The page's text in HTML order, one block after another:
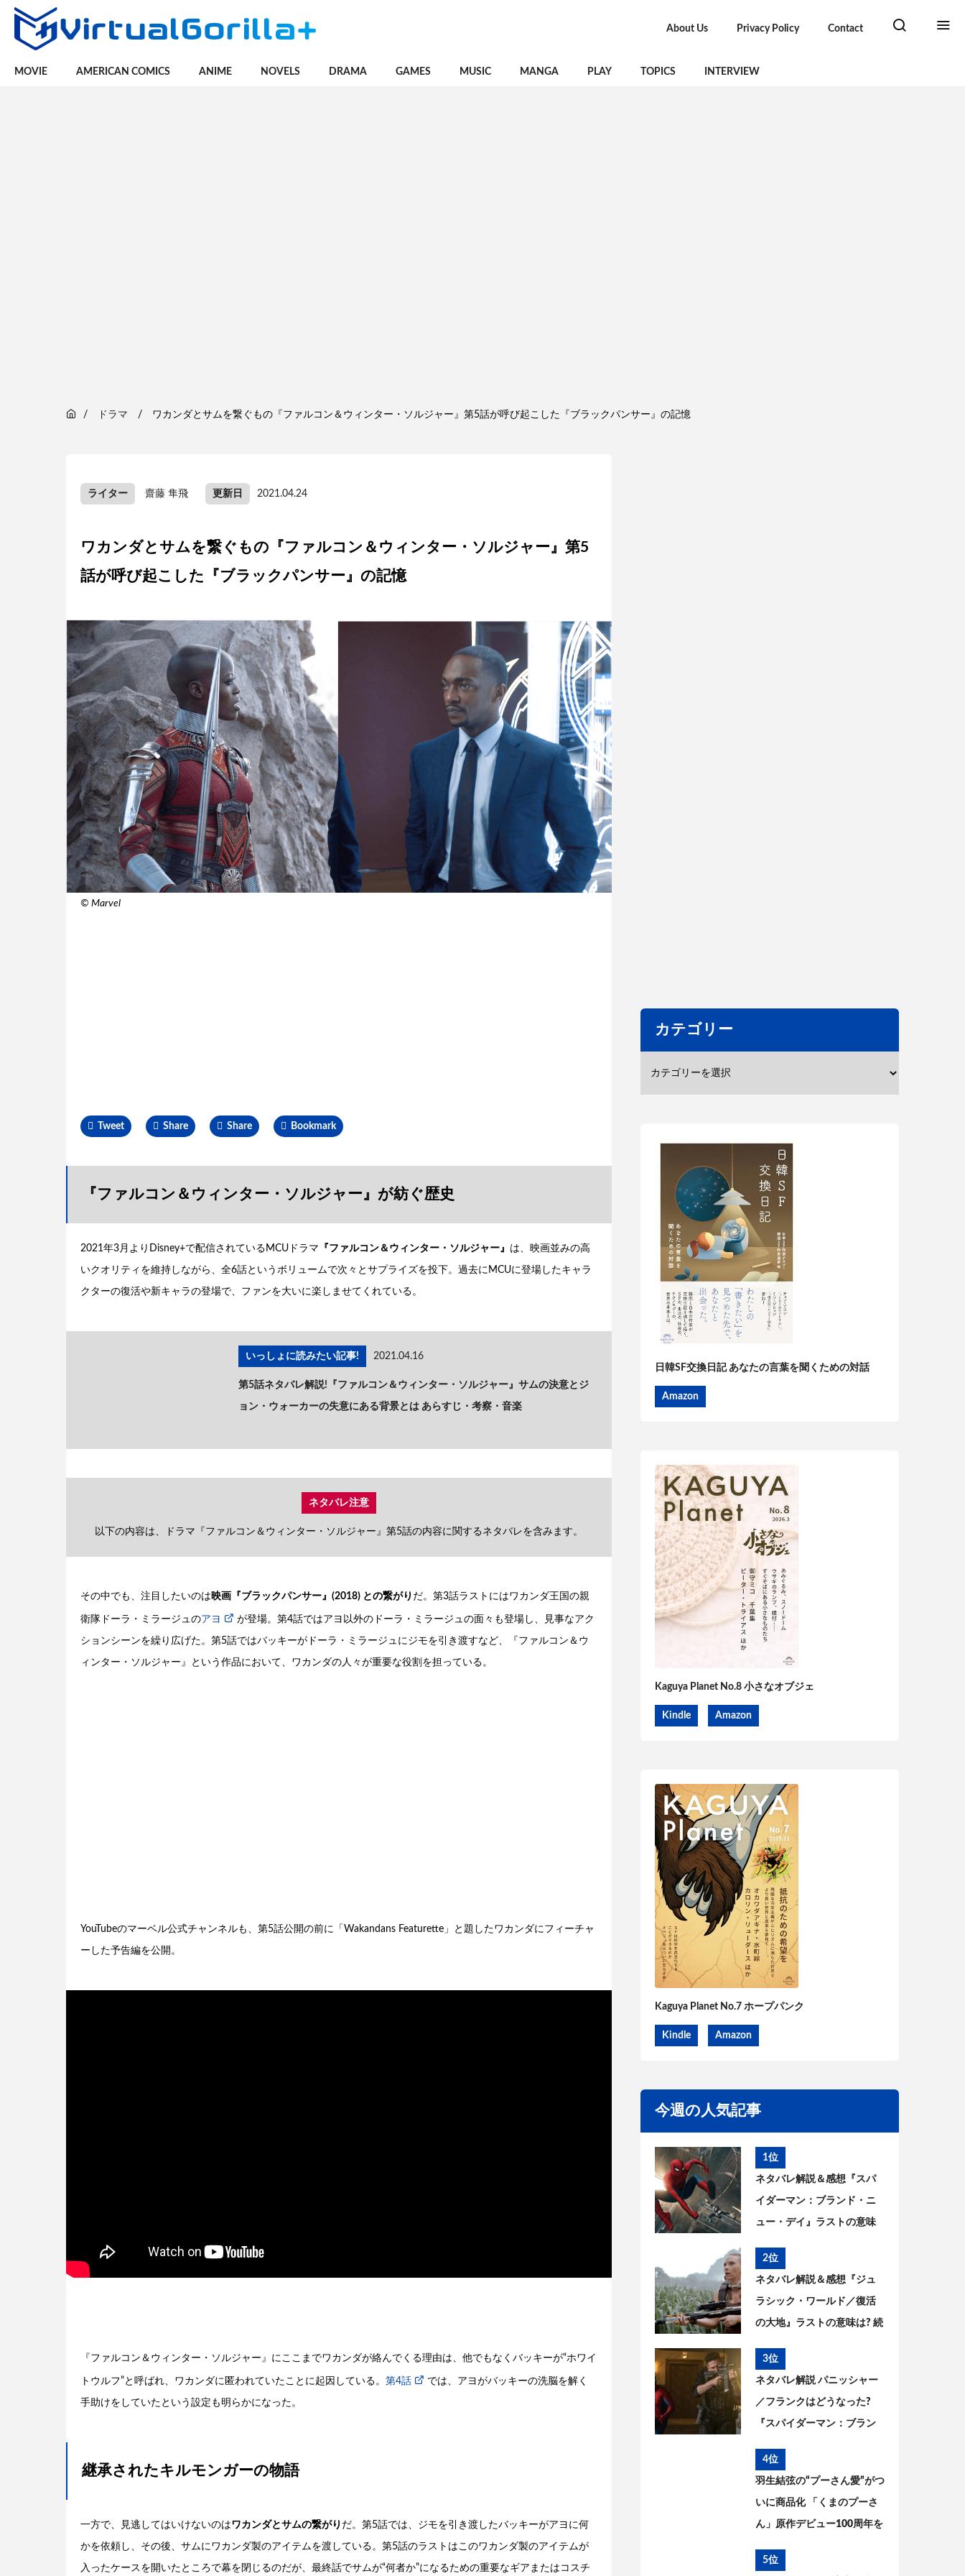
About Us Privacy Policy Contact
MOVIE AMERICAN COMICS ANIME NOVELS DRAMA GAMES MUSIC MANGA PLAY TOPICS INTERVIEW
ドラマ ワカンダとサムを繋ぐもの『ファルコン＆ウィンター・ソルジャー』第5話が呼び起こした『ブラックパンサー』の記憶
ライター 齋藤 隼飛 更新日 2021.04.24
ワカンダとサムを繋ぐもの『ファルコン＆ウィンター・ソルジャー』第5
話が呼び起こした『ブラックパンサー』の記憶
© Marvel
Tweet Share Share Bookmark
『ファルコン＆ウィンター・ソルジャー』が紡ぐ歴史
2021年3月よりDisney+で配信されているMCUドラマ 『ファルコン＆ウィンター・ソルジャー』 は、映画並みの高
いクオリティを維持しながら、全6話というボリュームで次々とサプライズを投下。過去にMCUに登場したキャラ
クターの復活や新キャラの登場で、ファンを大いに楽しませてくれている。
いっしょに読みたい記事! 2021.04.16
第5話ネタバレ解説!『ファルコン＆ウィンター・ソルジャー』サムの決意とジ
ョン・ウォーカーの失意にある背景とは あらすじ・考察・音楽
ネタバレ注意
以下の内容は、ドラマ『ファルコン＆ウィンター・ソルジャー』第5話の内容に関するネタバレを含みます。
その中でも、注目したいのは 映画『ブラックパンサー』(2018) との繋がり だ。第3話ラストにはワカンダ王国の親
衛隊ドーラ・ミラージュのアヨ が登場。第4話ではアヨ以外のドーラ・ミラージュの面々も登場し、見事なアク
ションシーンを繰り広げた。第5話ではバッキーがドーラ・ミラージュにジモを引き渡すなど、『ファルコン＆ウ
ィンター・ソルジャー』という作品において、ワカンダの人々が重要な役割を担っている。
YouTubeのマーベル公式チャンネルも、第5話公開の前に「Wakandans Featurette」と題したワカンダにフィーチャ
ーした予告編を公開。
『ファルコン＆ウィンター・ソルジャー』にここまでワカンダが絡んでくる理由は、他でもなくバッキーが“ホワイ
トウルフ”と呼ばれ、ワカンダに匿われていたことに起因している。 第4話 では、アヨがバッキーの洗脳を解く
手助けをしていたという設定も明らかになった。
継承されたキルモンガーの物語
一方で、見逃してはいけないのはワカンダとサムの繋がり だ。第5話では、ジモを引き渡したバッキーがアヨに何
かを依頼し、その後、サムにワカンダ製のアイテムを渡している。第5話のラストはこのワカンダ製のアイテムが
入ったケースを開いたところで幕を閉じるのだが、最終話でサムが“何者か”になるための重要なギアまたはコスチ
カテゴリー
日韓SF交換日記 あなたの言葉を聞くための対話
Amazon
Kaguya Planet No.8 小さなオブジェ
Kindle Amazon
Kaguya Planet No.7 ホープパンク
Kindle Amazon
今週の人気記事
1位
ネタバレ解説＆感想『スパ
イダーマン：ブランド・ニ
ュー・デイ』ラストの意味
った? 今後を考察
2位
ネタバレ解説＆感想『ジュ
ラシック・ワールド／復活
の大地』ラストの意味は? 続
3位
ネタバレ解説 パニッシャー
／フランクはどうなった?
『スパイダーマン：ブラン
までを考察
4位
羽生結弦の“プーさん愛”がつ
いに商品化 「くまのプーさ
ん」原作デビュー100周年を
5位